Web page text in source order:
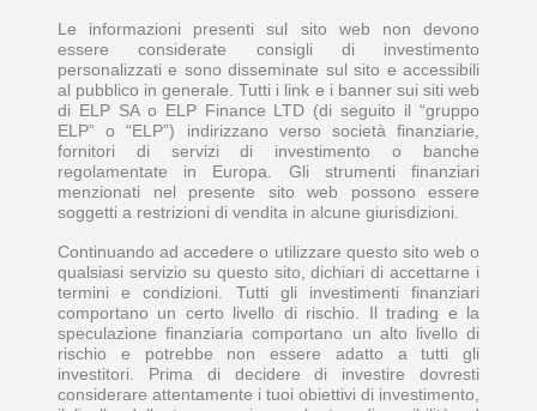
Le informazioni presenti sul sito web non devono
essere considerate consigli di investimento
personalizzati e sono disseminate sul sito e accessibili
al pubblico in generale. Tutti i link e i banner sui siti web
di ELP SA o ELP Finance LTD (di seguito il “gruppo
ELP” o “ELP”) indirizzano verso società finanziarie,
fornitori di servizi di investimento o banche
regolamentate in Europa. Gli strumenti finanziari
menzionati nel presente sito web possono essere
soggetti a restrizioni di vendita in alcune giurisdizioni.
Continuando ad accedere o utilizzare questo sito web o
qualsiasi servizio su questo sito, dichiari di accettarne i
termini e condizioni. Tutti gli investimenti finanziari
comportano un certo livello di rischio. Il trading e la
speculazione finanziaria comportano un alto livello di
rischio e potrebbe non essere adatto a tutti gli
investitori. Prima di decidere di investire dovresti
considerare attentamente i tuoi obiettivi di investimento,